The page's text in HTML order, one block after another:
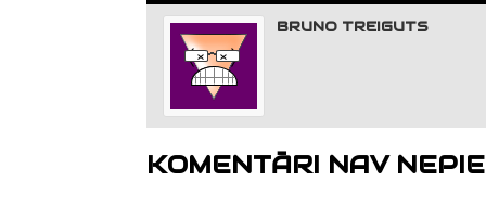
BRUNO TREIGUTS
KOMENTĀRI NAV